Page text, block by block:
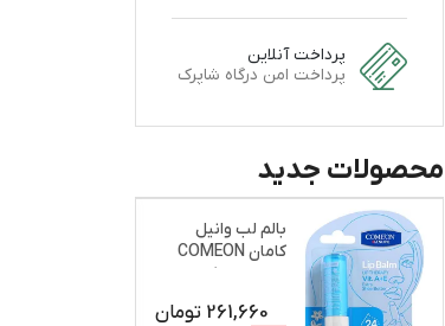
پرداخت آنلاین
پرداخت امن درگاه شاپرک
محصولات جدید
بالم لب وانیل
کامان COMEON
نرم و براق کننده
261,660 تومان